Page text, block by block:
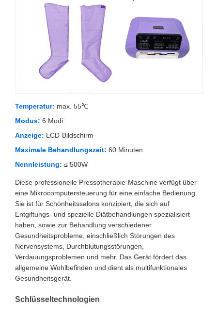
Temperatur: max. 55℃
Modus: 6 Modi
Anzeige: LCD-Bildschirm
Maximale Behandlungszeit: 60 Minuten
Nennleistung: ≤ 500W
Diese professionelle Pressotherapie-Maschine verfügt über
eine Mikrocomputersteuerung für eine einfache Bedienung.
Sie ist für Schönheitssalons konzipiert, die sich auf
Entgiftungs- und spezielle Diätbehandlungen spezialisiert
haben, sowie zur Behandlung verschiedener
Gesundheitsprobleme, einschließlich Störungen des
Nervensystems, Durchblutungsstörungen,
Verdauungsproblemen und mehr. Das Gerät fördert das
allgemeine Wohlbefinden und dient als multifunktionales
Gesundheitsgerät.
Schlüsseltechnologien